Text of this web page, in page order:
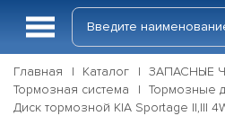
Главная Каталог
ЗАПАСНЫЕ
Тормозная система
Тормозные
Диск тормозной KIA Sportage II,III